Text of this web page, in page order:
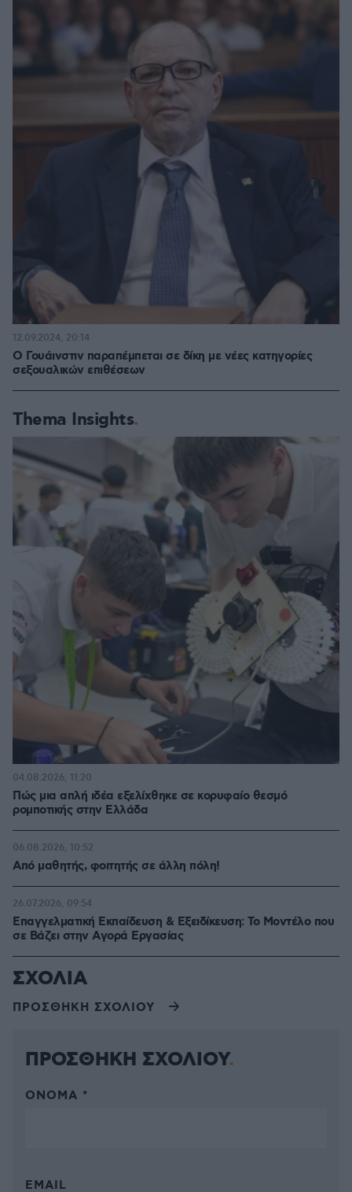
Ο Γουάινστιν παραπέμπεται σε δίκη με νέες κατηγορίες
σεξουαλικών επιθέσεων
12.09.2024, 20:14
Thema Insights
Πώς μια απλή ιδέα εξελίχθηκε σε κορυφαίο θεσμό
ρομποτικής στην Ελλάδα
04.08.2026, 11:20
Από μαθητής, φοιτητής σε άλλη πόλη!
06.08.2026, 10:52
Επαγγελματική Εκπαίδευση & Εξειδίκευση: Το Mοντέλο που
σε Bάζει στην Aγορά Eργασίας
26.07.2026, 09:54
ΣΧΟΛΙΑ
ΠΡΟΣΘΗΚΗ ΣΧΟΛΙΟΥ
ΠΡΟΣΘΗΚΗ ΣΧΟΛΙΟΥ
ΌΝΟΜΑ *
EMAIL